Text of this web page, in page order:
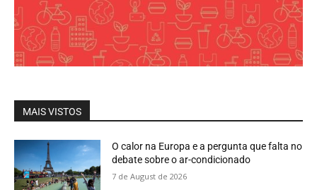
MAIS VISTOS
O calor na Europa e a pergunta que falta no
debate sobre o ar-condicionado
7 de August de 2026